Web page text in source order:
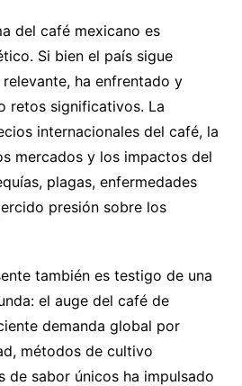
del café mexicano es
Si bien el país sigue
ha enfrentado y
retos significativos. La
internacionales del café, la
mercados y los impactos del
plagas, enfermedades
presión sobre los
también es testigo de una
el auge del café de
demanda global por
métodos de cultivo
de sabor únicos ha impulsado